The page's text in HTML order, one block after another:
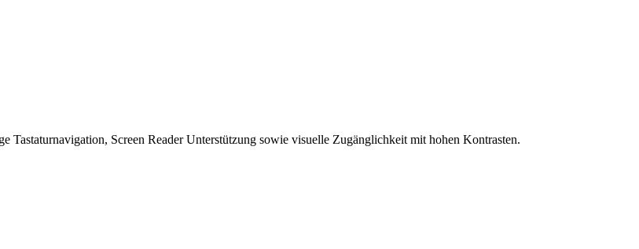
Tastaturnavigation, Screen Reader Unterstützung sowie visuelle Zugänglichkeit mit hohen Kontrasten.